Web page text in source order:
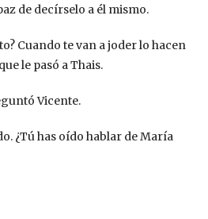
de decírselo a él mismo.
Cuando te van a joder lo hacen
le pasó a Thais.
Vicente.
¿Tú has oído hablar de María